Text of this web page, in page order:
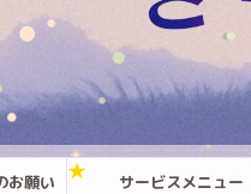
お願い サービスメニュー